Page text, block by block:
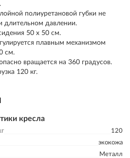
полиуретановой губки не
длительном давлении.
50 х 50 см.
плавным механизмом
см.
вращается на 360 градусов.
120 кг.
кресла
120
экокожа
Металл